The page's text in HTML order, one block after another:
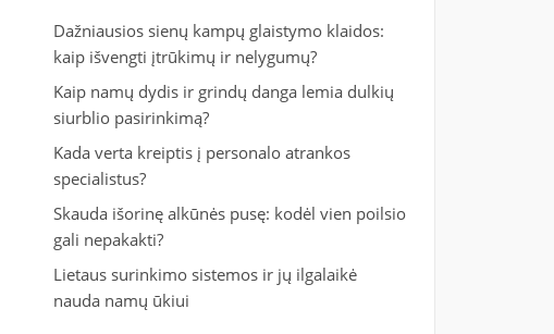
Dažniausios sienų kampų glaistymo klaidos:
kaip išvengti įtrūkimų ir nelygumų?
Kaip namų dydis ir grindų danga lemia dulkių
siurblio pasirinkimą?
Kada verta kreiptis į personalo atrankos
specialistus?
Skauda išorinę alkūnės pusę: kodėl vien poilsio
gali nepakakti?
Lietaus surinkimo sistemos ir jų ilgalaikė
nauda namų ūkiui